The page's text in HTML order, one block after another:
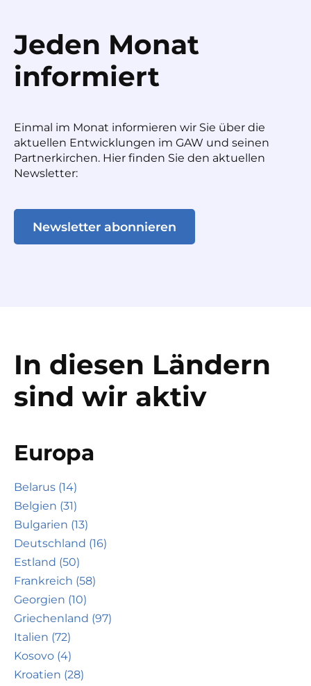
Jeden Monat
informiert
Einmal im Monat informieren wir Sie über die
aktuellen Entwicklungen im GAW und seinen
Partnerkirchen. Hier finden Sie den aktuellen
Newsletter:
Newsletter abonnieren
In diesen Ländern
sind wir aktiv
Europa
Belarus (14)
Belgien (31)
Bulgarien (13)
Deutschland (16)
Estland (50)
Frankreich (58)
Georgien (10)
Griechenland (97)
Italien (72)
Kosovo (4)
Kroatien (28)